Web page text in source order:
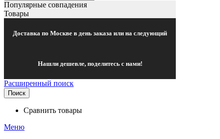
Популярные совпадения
Товары
Доставка по Москве в день заказа или на следующий
Нашли дешевле, поделитесь с нами!
Расширенный поиск
Поиск
Сравнить товары
Меню